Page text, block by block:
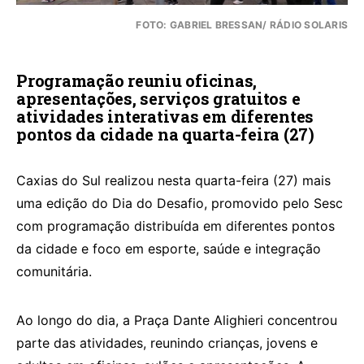
FOTO: GABRIEL BRESSAN/ RÁDIO SOLARIS
Programação reuniu oficinas,
apresentações, serviços gratuitos e
atividades interativas em diferentes
pontos da cidade na quarta-feira (27)
Caxias do Sul realizou nesta quarta-feira (27) mais
uma edição do Dia do Desafio, promovido pelo Sesc
com programação distribuída em diferentes pontos
da cidade e foco em esporte, saúde e integração
comunitária.
Ao longo do dia, a Praça Dante Alighieri concentrou
parte das atividades, reunindo crianças, jovens e